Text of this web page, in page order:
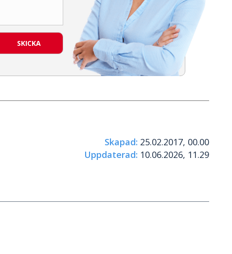
SKICKA
Skapad: 25.02.2017, 00.00
Uppdaterad: 10.06.2026, 11.29